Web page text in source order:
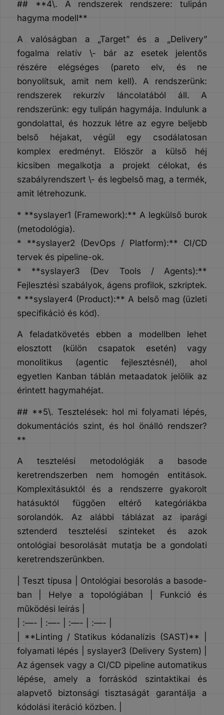
## **4\. A rendszerek rendszere: tulipán
hagyma modell**
A valóságban a „Target” és a „Delivery”
fogalma relatív \- bár az esetek jelentős
részére elégséges (pareto elv, és ne
bonyolítsuk, amit nem kell). A rendszerünk:
rendszerek rekurzív láncolatából áll. A
rendszerünk: egy tulipán hagymája. Indulunk a
gondolattal, és hozzuk létre az egyre beljebb
belső héjakat, végül egy csodálatosan
komplex eredményt. Elöször a külső héj
kicsiben megalkotja a projekt célokat, és
szabályrendszert \- és legbelső mag, a termék,
amit létrehozunk.
* **syslayer1 (Framework):** A legkülső burok
(metodológia).
* **syslayer2 (DevOps / Platform):** CI/CD
tervek és pipeline-ok.
* **syslayer3 (Dev Tools / Agents):**
Fejlesztési szabályok, ágens profilok, szkriptek.
* **syslayer4 (Product):** A belső mag (üzleti
specifikáció és kód).
A feladatkövetés ebben a modellben lehet
elosztott (külön csapatok esetén) vagy
monolitikus (agentic fejlesztésnél), ahol
egyetlen Kanban táblán metaadatok jelölik az
érintett hagymahéjat.
## **5\. Tesztelések: hol mi folyamati lépés,
dokumentációs szint, és hol önálló rendszer?
**
A tesztelési metodológiák a basode
keretrendszerben nem homogén entitások.
Komplexitásuktól és a rendszerre gyakorolt
hatásuktól függően eltérő kategóriákba
sorolandók. Az alábbi táblázat az iparági
sztenderd tesztelési szinteket és azok
ontológiai besorolását mutatja be a gondolati
keretrendszerünkben.
| Teszt típusa | Ontológiai besorolás a basode-
ban | Helye a topológiában | Funkció és
működési leírás |
| :—- | :—- | :—- | :—- |
| **Linting / Statikus kódanalízis (SAST)** |
folyamati lépés | syslayer3 (Delivery System) |
Az ágensek vagy a CI/CD pipeline automatikus
lépése, amely a forráskód szintaktikai és
alapvető biztonsági tisztaságát garantálja a
kódolási iteráció közben. |